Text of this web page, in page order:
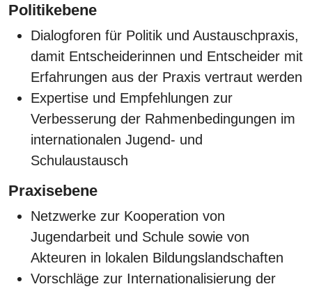
Politikebene
Dialogforen für Politik und Austauschpraxis,
damit Entscheiderinnen und Entscheider mit
Erfahrungen aus der Praxis vertraut werden
Expertise und Empfehlungen zur
Verbesserung der Rahmenbedingungen im
internationalen Jugend- und
Schulaustausch
Praxisebene
Netzwerke zur Kooperation von
Jugendarbeit und Schule sowie von
Akteuren in lokalen Bildungslandschaften
Vorschläge zur Internationalisierung der